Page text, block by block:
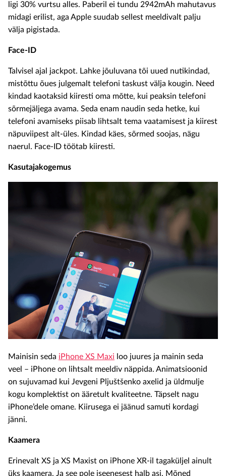
ligi 30% vurtsu alles. Paberil ei tundu 2942mAh mahutavus
midagi erilist, aga Apple suudab sellest meeldivalt palju
välja pigistada.
Face-ID
Talvisel ajal jackpot. Lahke jõuluvana tõi uued nutikindad,
mistõttu õues julgemalt telefoni taskust välja kougin. Need
kindad kaotaksid kiiresti oma mõtte, kui peaksin telefoni
sõrmejäljega avama. Seda enam naudin seda hetke, kui
telefoni avamiseks piisab lihtsalt tema vaatamisest ja kiirest
näpuviipest alt-üles. Kindad käes, sõrmed soojas, nägu
naerul. Face-ID töötab kiiresti.
Kasutajakogemus
Mainisin seda iPhone XS Maxi loo juures ja mainin seda
veel – iPhone on lihtsalt meeldiv näppida. Animatsioonid
on sujuvamad kui Jevgeni Pljuštšenko axelid ja üldmulje
kogu komplektist on ääretult kvaliteetne. Täpselt nagu
iPhone’dele omane. Kiirusega ei jäänud samuti kordagi
jänni.
Kaamera
Erinevalt XS ja XS Maxist on iPhone XR-il tagaküljel ainult
üks kaamera. Ja see pole iseenesest halb asi. Mõned